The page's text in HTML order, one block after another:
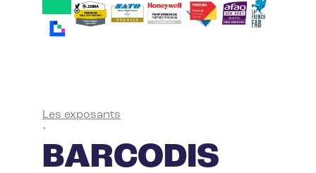
Les exposants
•
BARCODIS